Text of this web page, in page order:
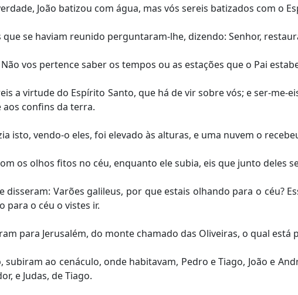
João batizou com água, mas vós sereis batizados com o
que se haviam reunido perguntaram-lhe, dizendo: Senhor,
Não vos pertence saber os tempos ou as estações que o Pai
a virtude do Espírito Santo, que há de vir sobre vós; e ser-me-
aos confins da terra.
isto, vendo-o eles, foi elevado às alturas, e uma nuvem o
os olhos fitos no céu, enquanto ele subia, eis que junto deles
disseram: Varões galileus, por que estais olhando para o céu?
para o céu o vistes ir.
para Jerusalém, do monte chamado das Oliveiras, o qual
subiram ao cenáculo, onde habitavam, Pedro e Tiago, João e
e Judas, de Tiago.